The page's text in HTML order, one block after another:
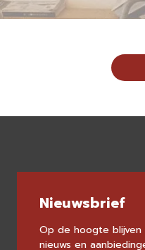
Nieuwsbrief
Op de hoogte
nieuws en